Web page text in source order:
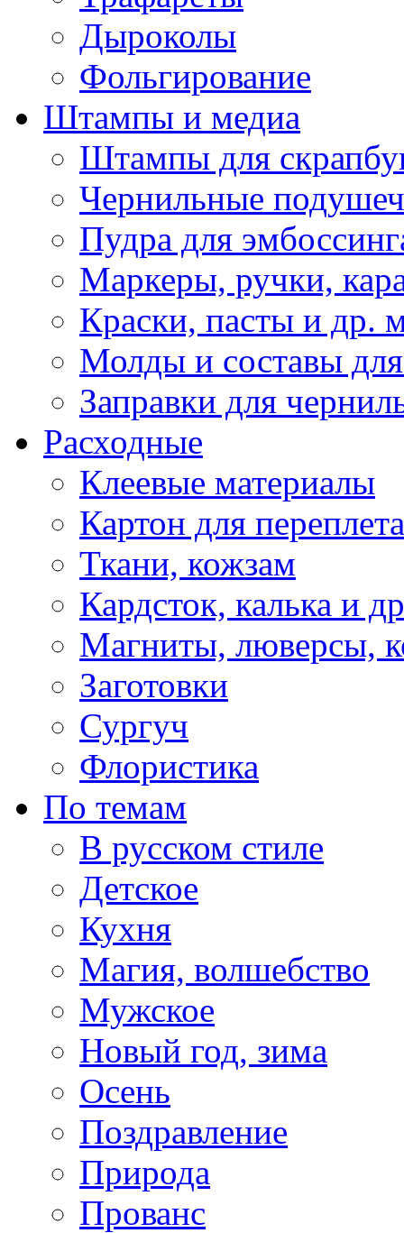
Дыроколы
Фольгирование
Штампы и медиа
Штампы для
Чернильные
Пудра для
Маркеры, ручки,
Краски, пасты и др.
Молды и составы
Заправки для
Расходные
Клеевые материалы
Картон для переплета
Ткани, кожзам
Кардсток, калька и
Магниты, люверсы,
Заготовки
Сургуч
Флористика
По темам
В русском стиле
Детское
Кухня
Магия, волшебство
Мужское
Новый год, зима
Осень
Поздравление
Природа
Прованс